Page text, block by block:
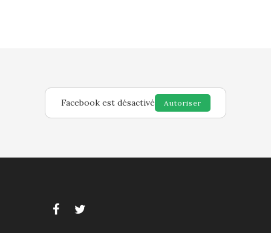
Facebook est désactivé Autoriser